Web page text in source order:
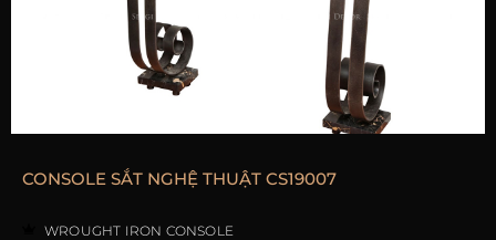
CONSOLE SẮT NGHỆ THUẬT CS19007
WROUGHT IRON CONSOLE